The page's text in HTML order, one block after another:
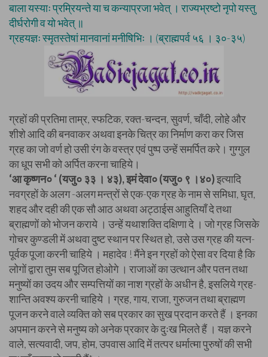
बाला यस्याः प्रम्रियन्ते या च कन्याप्रजा भवेत् । राज्यभ्रष्टो नृपो यस्तु
दीर्घरोगी व यो भवेत् ॥
ग्रहयज्ञः स्मृतस्तेषां मानवानां मनीषिभिः । (ब्राह्मपर्व ५६ । ३०-३५)
ग्रहों की प्रतिमा ताम्र, स्फटिक, रक्त-चन्दन, सुवर्ण, चाँदी, लोहे और
शीशे आदि की बनवाकर अथवा इनके चित्र का निर्माण करा कर जिस
ग्रह का जो वर्ण हो उसी रंग के वस्त्र एवं पुष्प उन्हें समर्पित करे। गुग्गुल
का धूप सभी को अर्पित करना चाहिये।
‘आ कृष्णन० ‘ (यजु० ३३ । ४३), इमं देवा० (यजु० ९ ।४०)इत्यादि
नवग्रहों के अलग -अलग मन्त्रों से एक-एक ग्रह के नाम से समिधा, घृत,
शहद और दही की एक सौ आठ अथवा अट्ठाईस आहुतियाँ दे तथा
ब्राह्मणों को भोजन कराये । उन्हें यथाशक्ति दक्षिणा दे । जो ग्रह जिसके
गोचर कुण्डली में अथवा दुष्ट स्थान पर स्थित हो, उसे उस ग्रह की यत्न-
पूर्वक पूजा करनी चाहिये । महादेव ! मैंने इन ग्रहों को ऐसा वर दिया है कि
लोगों द्वारा तुम सब पूजित होओगे । राजाओं का उत्थान और पतन तथा
मनुष्यों का उदय और सम्पत्तियों का नाश ग्रहों के अधीन है, इसलिये ग्रह-
शान्ति अवश्य करनी चाहिये । ग्रह, गाय, राजा, गुरुजन तथा ब्राह्मण
पूजन करने वाले व्यक्ति को सब प्रकार का सुख प्रदान करते हैं । इनका
अपमान करने से मनुष्य को अनेक प्रकार के दुःख मिलते हैं । यज्ञ करने
वाले, सत्यवादी, जप, होम, उपवास आदि में तत्पर धर्मात्मा पुरुषों की सभी